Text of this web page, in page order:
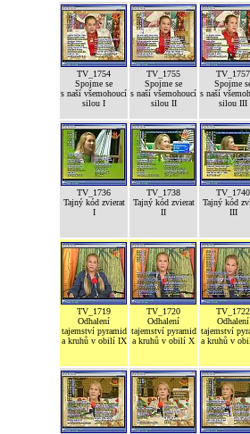
TV_1754
Spojme se
s naší všemohoucí
silou I
TV_1755
Spojme se
s naší všemohoucí
silou II
TV_1757
Spojme
s naší
silou III
TV_1736
Tajný kód zvierat
I
TV_1738
Tajný kód zvierat
II
TV_1740
Tajný kód
III
TV_1719
Odhalení
tajemství pyramid
a kruhů v obilí IX
TV_1720
Odhalení
tajemství pyramid
a kruhů v obilí X
TV_1722
Odhalení
tajemství
a kruhů v